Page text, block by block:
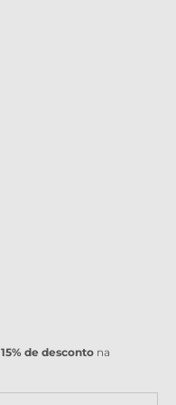
15% de desconto na